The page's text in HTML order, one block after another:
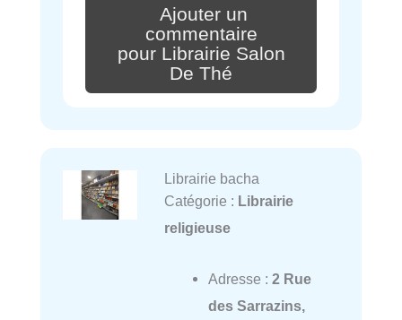
Ajouter un
commentaire
pour Librairie Salon
De Thé
Librairie bacha
Catégorie : Librairie
religieuse
Adresse : 2 Rue
des Sarrazins,